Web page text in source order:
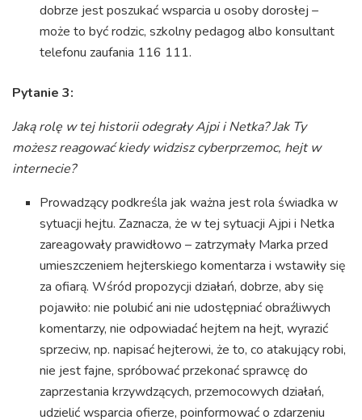
dobrze jest poszukać wsparcia u osoby dorosłej –
może to być rodzic, szkolny pedagog albo konsultant
telefonu zaufania 116 111.
Pytanie 3:
Jaką rolę w tej historii odegrały Ajpi i Netka? Jak Ty
możesz reagować kiedy widzisz cyberprzemoc, hejt w
internecie?
Prowadzący podkreśla jak ważna jest rola świadka w
sytuacji hejtu. Zaznacza, że w tej sytuacji Ajpi i Netka
zareagowały prawidłowo – zatrzymały Marka przed
umieszczeniem hejterskiego komentarza i wstawiły się
za ofiarą. Wśród propozycji działań, dobrze, aby się
pojawiło: nie polubić ani nie udostępniać obraźliwych
komentarzy, nie odpowiadać hejtem na hejt, wyrazić
sprzeciw, np. napisać hejterowi, że to, co atakujący robi,
nie jest fajne, spróbować przekonać sprawcę do
zaprzestania krzywdzących, przemocowych działań,
udzielić wsparcia ofierze, poinformować o zdarzeniu